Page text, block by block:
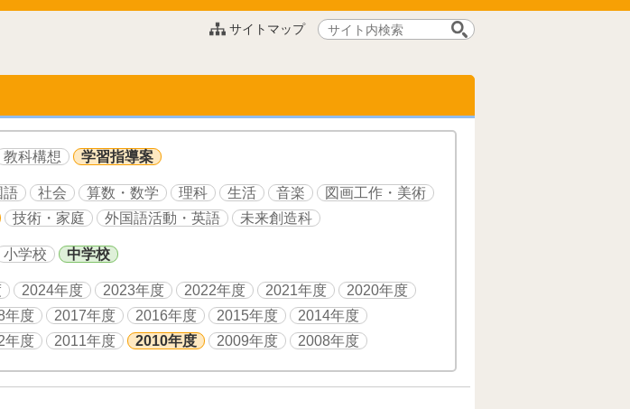
ジの本文へ
サイトマップ
サ
検
教科構想 学習指導案
語 社会 算数・数学 理科 生活 音楽
図画工作・美術
技術・家庭 外国語活動・英語 未来創造科
小学校 中学校
2024年度 2023年度 2022年度 2021年度
2020年度
年度 2017年度 2016年度 2015年度
2014年度
年度 2011年度 2010年度 2009年度 2008年度